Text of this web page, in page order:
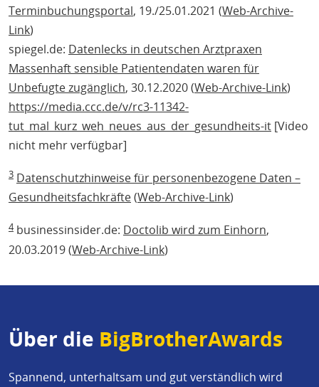
Terminbuchungsportal, 19./25.01.2021 (Web-Archive-
Link)
spiegel.de: Datenlecks in deutschen Arztpraxen
Massenhaft sensible Patientendaten waren für
Unbefugte zugänglich, 30.12.2020 (Web-Archive-Link)
https://media.ccc.de/v/rc3-11342-
tut_mal_kurz_weh_neues_aus_der_gesundheits-it [Video
nicht mehr verfügbar]
3 Datenschutzhinweise für personenbezogene Daten –
Gesundheitsfachkräfte(Web-Archive-Link)
4businessinsider.de: Doctolib wird zum Einhorn,
20.03.2019 (Web-Archive-Link)
Über die BigBrotherAwards
Spannend, unterhaltsam und gut verständlich wird